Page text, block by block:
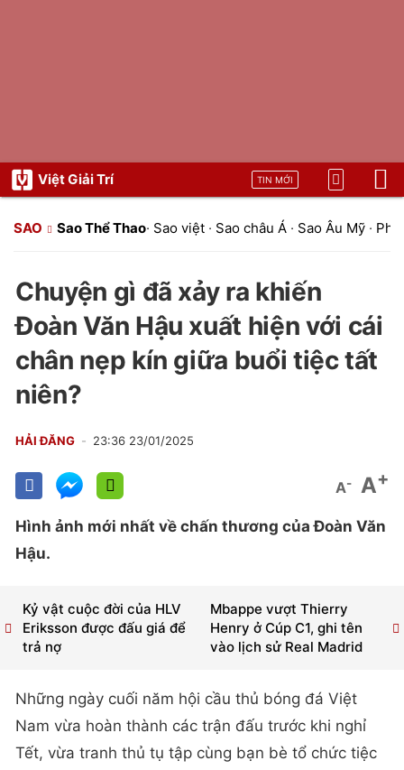
Việt Giải Trí TIN MỚI
SAO Sao Thể Thao· Sao việt · Sao châu Á · Sao Âu Mỹ ·
Chuyện gì đã xảy ra khiến
Đoàn Văn Hậu xuất hiện với cái
chân nẹp kín giữa buổi tiệc tất
niên?
HẢI ĐĂNG 23:36 23/01/2025
A- A+
Hình ảnh mới nhất về chấn thương của Đoàn Văn
Hậu.
Mbappe vượt Thierry
Henry ở Cúp C1, ghi tên
vào lịch sử Real Madrid
Kỷ vật cuộc đời của HLV
Eriksson được đấu giá để
trả nợ
Những ngày cuối năm hội cầu thủ bóng đá Việt
Nam vừa hoàn thành các trận đấu trước khi nghỉ
Tết, vừa tranh thủ tụ tập cùng bạn bè tổ chức tiệc